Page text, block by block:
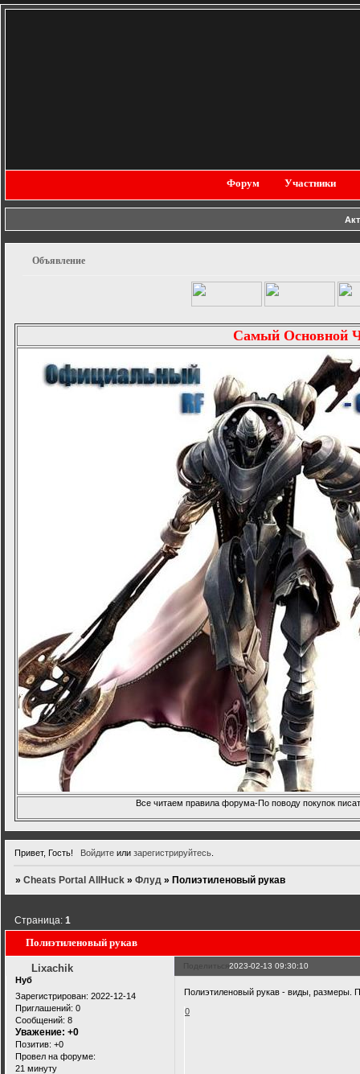
Форум Участники
Объявление
Самый Основной
Все читаем правила форума-По поводу покупок
Привет, Гость! Войдитеили зарегистрируйтесь.
»Cheats Portal AllHuck »Флуд » Полиэтиленовый рукав
Полиэтиленовый рукав
Страница:1
Поделиться2023-02-13 09:30:10
Lixachik
Нуб
Зарегистрирован: 2022-12-14
Приглашений: 0
Сообщений: 8
Уважение: +0
Позитив: +0
Провел на форуме:
21 минуту
Полиэтиленовый рукав - виды, размеры.
0